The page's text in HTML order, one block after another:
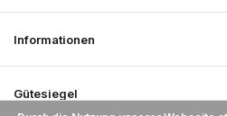
Informationen
Gütesiegel